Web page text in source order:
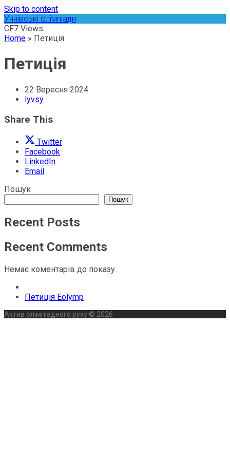
Skip to content
Учнівські олімпіади
CF7 Views
Home » Петиція
Петиція
22 Вересня 2024
lyvsy
Share This
Twitter
Facebook
LinkedIn
Email
Пошук
Пошук
Recent Posts
Recent Comments
Немає коментарів до показу.
next
Петиція Eolymp
Актив олімпіадного руху © 2026